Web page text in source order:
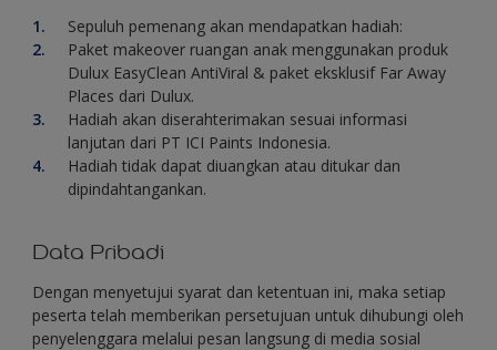
Sepuluh pemenang akan mendapatkan hadiah:
Paket makeover ruangan anak menggunakan produk
Dulux EasyClean AntiViral & paket eksklusif Far Away
Places dari Dulux.
Hadiah akan diserahterimakan sesuai informasi
lanjutan dari PT ICI Paints Indonesia.
Hadiah tidak dapat diuangkan atau ditukar dan
dipindahtangankan.
Data Pribadi
Dengan menyetujui syarat dan ketentuan ini, maka setiap
peserta telah memberikan persetujuan untuk dihubungi oleh
penyelenggara melalui pesan langsung di media sosial